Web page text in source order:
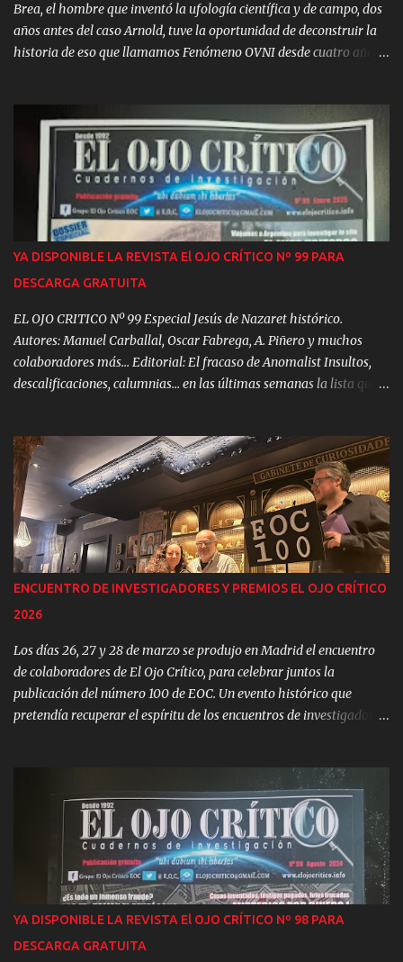
Brea, el hombre que inventó la ufología científica y de campo, dos
años antes del caso Arnold, tuve la oportunidad de deconstruir la
historia de eso que llamamos Fenómeno OVNI desde cuatro años
PsicoSocial (HPS)- es que, durante los primeros años del fenómeno
de los entonces denominados Platillos Volantes, nadie consideró su
origen extraterrestre como primera hipótesis. Eso demuestran las
encuestas publicadas durante aquellos primeros años. Por el
contrario, los encuestados identificaban como explicación más
plausible para el origen de los misteriosos platillos que se tratase
de armas secretas, fenómenos naturales o incluso manifestaciones
caso de la protestante que la católica, aparecieron las primeras
voces que sugerían que tr...
YA DISPONIBLE LA REVISTA El OJO CRÍTICO Nº 99 PARA
DESCARGA GRATUITA
EL OJO CRITICO Nº 99 Especial Jesús de Nazaret histórico.
Autores: Manuel Carballal, Oscar Fabrega, A. Piñero y muchos
colaboradores más... Editorial: El fracaso de Anomalist Insultos,
descalificaciones, calumnias… en las últimas semanas la lista que
enfrentamiento entre la ufología de campo y la de gabinete. Y la
mayoría de los investigadores de campo la hemos abandonado.
Estas son las razones… PUEDES DESCARGAR ESTA REVISTA
GRATUITAMENTE EN: Descarga aquí el PDF completo: EOC 99
Pdf Si eres coleccionista y quieres adquirirla en papel, (son muy
pocos los ejemplares disponibles) puedes adquirirla al precio de:
10,99 €. CONTENIDO DE ESTE NÚMERO: Las mentiras de
sobrenatural. El último análisis de la Sábana Santa. El detective de
lo insólito. El zombi del Moncayo. La cara oculta de… lo último ...
ENCUENTRO DE INVESTIGADORES Y PREMIOS EL OJO CRÍTICO
2026
Los días 26, 27 y 28 de marzo se produjo en Madrid el encuentro
de colaboradores de El Ojo Crítico, para celebrar juntos la
publicación del número 100 de EOC. Un evento histórico que
pretendía recuperar el espíritu de los encuentros de investigadores
y mucho humor… Compañeros de fanzine, algunos de los cuales
llevan más de 33 años obsequiándonos desinteresadamente con
sus investigaciones, artículos, reportajes, tesinas de fin de carrera e
incluso tesis doctorales, se dieron cita en la capital española,
llegados desde los rincones más remotos del mundo, solo para este
encuentro histórico. Como Maury González, que vino desde
Argentina; Diego Zúñiga, desde Alemania; Domingo Pino, desde
como compañeros llegados desde Tenerife, Barcelona, Valencia,
YA DISPONIBLE LA REVISTA El OJO CRÍTICO Nº 98 PARA
DESCARGA GRATUITA